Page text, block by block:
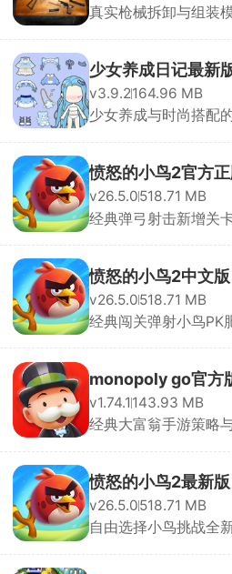
真实枪械拆卸与组装
少女养成日记最新
v3.9.2164.96 MB
少女养成与时尚搭配
愤怒的小鸟2官方
v26.5.0518.71 MB
经典弹弓射击新增关
愤怒的小鸟2中文版
v26.5.0518.71 MB
经典闯关弹射小鸟PK
monopoly go官方
v1.74.1 143.93 MB
经典大富翁手游策略
愤怒的小鸟2最新版
v26.5.0518.71 MB
自由选择小鸟挑战全